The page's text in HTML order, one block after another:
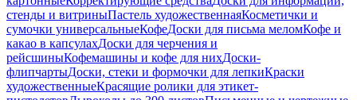
стенды и витриныПастель художественнаяКосметички и
сумочки универсальныеКофеДоски для письма меломКофе и
какао в капсулахДоски для черчения и
рейсшиныКофемашины и кофе для нихДоски-
флипчартыДоски, стеки и формочки для лепкиКраски
художественныеКрасящие ролики для этикет-